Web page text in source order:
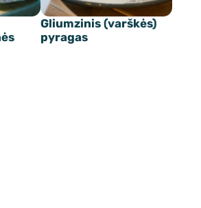
Gliumzinis (varškės)
pyragas